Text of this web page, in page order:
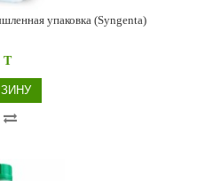
упаковка (Syngenta)
T